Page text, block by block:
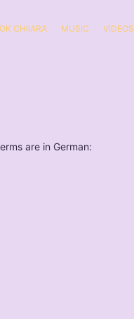
CHIIARA MUSIC VIDEOS
are in German: